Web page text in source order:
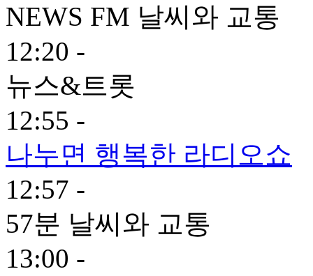
NEWS FM 날씨와 교통
12:20 -
뉴스&트롯
12:55 -
나누면 행복한 라디오쇼
12:57 -
57분 날씨와 교통
13:00 -